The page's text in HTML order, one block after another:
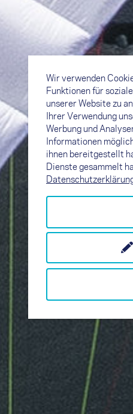
Wir verwenden
Funktionen für
unserer Website zu
Ihrer Verwendung
Werbung und
Informationen
ihnen bereitgestellt
Dienste gesammelt